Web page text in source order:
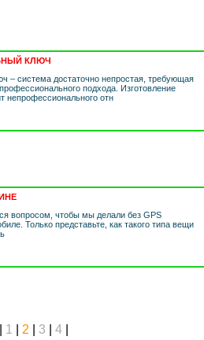
КЛЮЧ
– система достаточно непростая, требующая
подхода. Изготовление
непрофессионального отн
вопросом, чтобы мы делали без GPS
Только представьте, как такого типа вещи
1 2 3 4|